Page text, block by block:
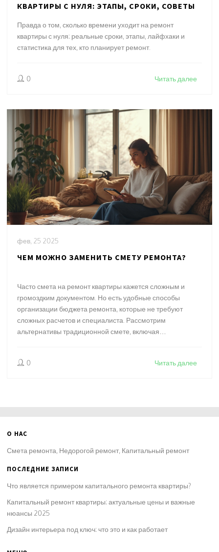
КВАРТИРЫ С НУЛЯ: ЭТАПЫ, СРОКИ, СОВЕТЫ
Правда о том, сколько времени уходит на ремонт
квартиры с нуля: реальные сроки, этапы, лайфхаки и
статистика для тех, кто планирует ремонт.
0 Читать далее
фев, 25 2025
ЧЕМ МОЖНО ЗАМЕНИТЬ СМЕТУ РЕМОНТА?
Часто смета на ремонт квартиры кажется сложным и
громоздким документом. Но есть удобные способы
организации бюджета ремонта, которые не требуют
сложных расчетов и специалиста. Рассмотрим
альтернативы традиционной смете, включая
контролировать затраты и избежать неожиданных
0 Читать далее
О НАС
Смета ремонта, Недорогой ремонт, Капитальный ремонт
ПОСЛЕДНИЕ ЗАПИСИ
Что является примером капитального ремонта квартиры?
Капитальный ремонт квартиры: актуальные цены и важные
нюансы 2025
Дизайн интерьера под ключ: что это и как работает